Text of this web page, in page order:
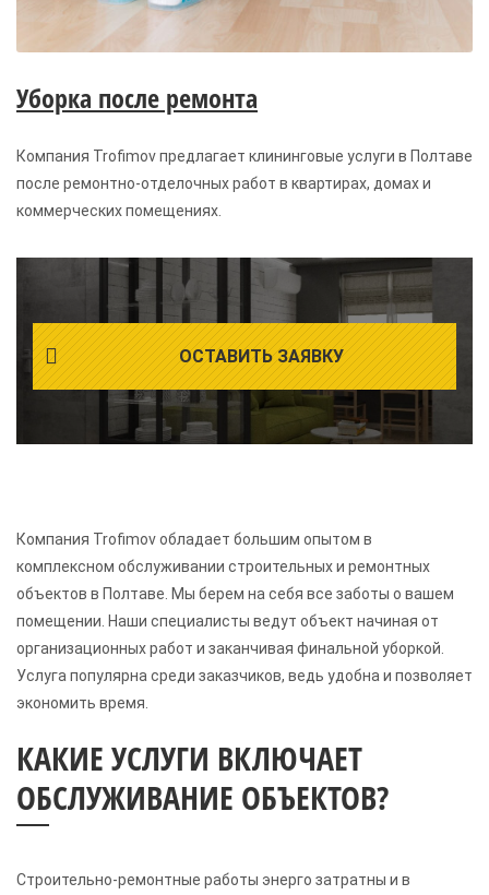
Уборка после ремонта
Компания Trofimov предлагает клининговые услуги в Полтаве
после ремонтно-отделочных работ в квартирах, домах и
коммерческих помещениях.
ОСТАВИТЬ ЗАЯВКУ
Компания Trofimov обладает большим опытом в
комплексном обслуживании строительных и ремонтных
объектов в Полтаве. Мы берем на себя все заботы о вашем
помещении. Наши специалисты ведут объект начиная от
организационных работ и заканчивая финальной уборкой.
Услуга популярна среди заказчиков, ведь удобна и позволяет
экономить время.
КАКИЕ УСЛУГИ ВКЛЮЧАЕТ
ОБСЛУЖИВАНИЕ ОБЪЕКТОВ?
Строительно-ремонтные работы энерго затратны и в